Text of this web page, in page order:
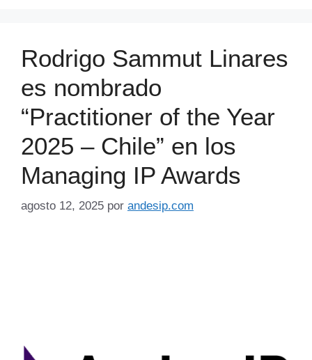
Rodrigo Sammut Linares
es nombrado
“Practitioner of the Year
2025 – Chile” en los
Managing IP Awards
agosto 12, 2025 por andesip.com